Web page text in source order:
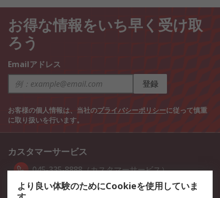
お得な情報をいち早く受け取
ろう
Emailアドレス
登録
お客様の個人情報は、当社のプライバシーポリシーに従って慎重
に取り扱いを行います。
カスタマーサービス
045-335-8888（カスタマーサービス）
SNS公式アカウント
より良い体験のためにCookieを使用していま